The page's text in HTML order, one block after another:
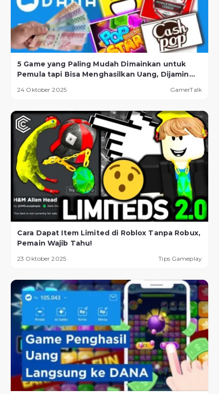
5 Game yang Paling Mudah Dimainkan untuk
Pemula tapi Bisa Menghasilkan Uang, Dijamin
24 Oktober 2025 GamerTalk
Cara Dapat Item Limited di Roblox Tanpa Robux,
Pemain Wajib Tahu!
23 Oktober 2025 Tips Gameplay